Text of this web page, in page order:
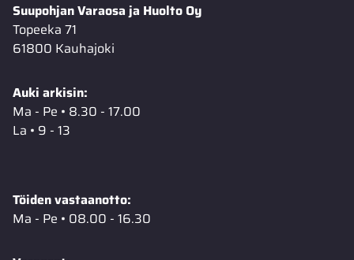
Suupohjan Varaosa ja Huolto Oy
Topeeka 71
61800 Kauhajoki
Auki arkisin:
Ma - Pe • 8.30 - 17.00
La • 9 - 13
Töiden vastaanotto:
Ma - Pe • 08.00 - 16.30